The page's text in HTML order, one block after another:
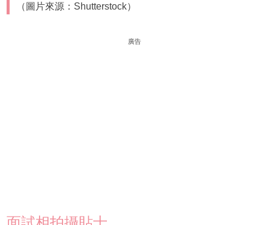
（圖片來源：Shutterstock）
廣告